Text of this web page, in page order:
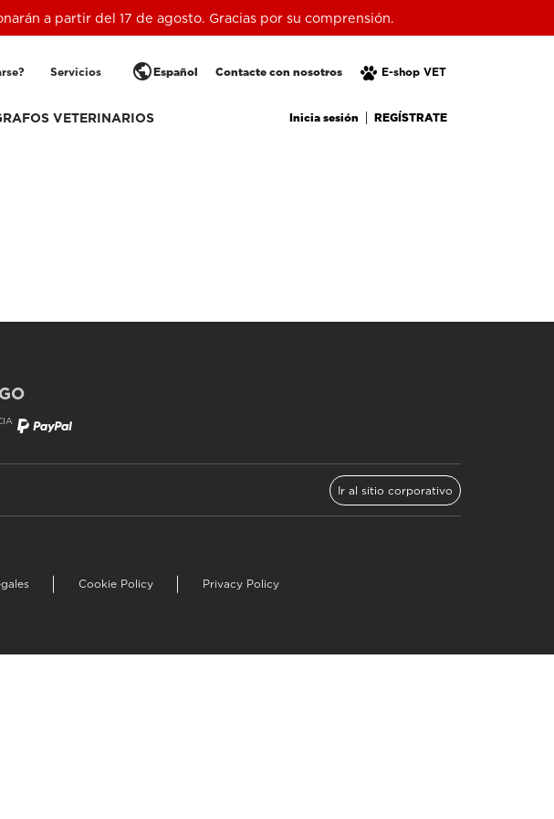
a partir del 17 de agosto. Gracias por su comprensión.
Servicios E-shop VET
Contacte con nosotros
publicEspañol
VETERINARIOS Inicia sesión REGÍSTRATE
Ir al sitio corporativo
Cookie Policy Privacy Policy